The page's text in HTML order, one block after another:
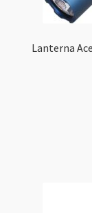
Lanterna